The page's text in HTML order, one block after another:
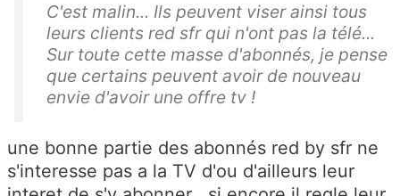
C'est malin... Ils peuvent viser ainsi tous
leurs clients red sfr qui n'ont pas la télé...
Sur toute cette masse d'abonnés, je pense
que certains peuvent avoir de nouveau
envie d'avoir une offre tv !
une bonne partie des abonnés red by sfr ne
s'interesse pas a la TV d'ou d'ailleurs leur